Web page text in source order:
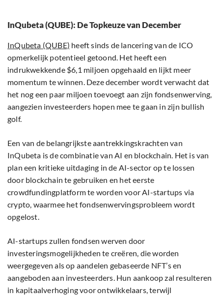
InQubeta (QUBE): De Topkeuze van December
InQubeta (QUBE) heeft sinds de lancering van de ICO
opmerkelijk potentieel getoond. Het heeft een
indrukwekkende $6,1 miljoen opgehaald en lijkt meer
momentum te winnen. Deze december wordt verwacht dat
het nog een paar miljoen toevoegt aan zijn fondsenwerving,
aangezien investeerders hopen mee te gaan in zijn bullish
golf.
Een van de belangrijkste aantrekkingskrachten van
InQubeta is de combinatie van AI en blockchain. Het is van
plan een kritieke uitdaging in de AI-sector op te lossen
door blockchain te gebruiken en het eerste
crowdfundingplatform te worden voor AI-startups via
crypto, waarmee het fondsenwervingsprobleem wordt
opgelost.
AI-startups zullen fondsen werven door
investeringsmogelijkheden te creëren, die worden
weergegeven als op aandelen gebaseerde NFT’s en
aangeboden aan investeerders. Hun aankoop zal resulteren
in kapitaalverhoging voor ontwikkelaars, terwijl